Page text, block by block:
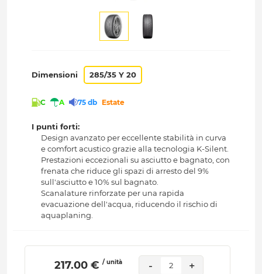
Dimensioni 285/35 Y 20
C A 75 db Estate
I punti forti:
Design avanzato per eccellente stabilità in curva
e comfort acustico grazie alla tecnologia K-Silent.
Prestazioni eccezionali su asciutto e bagnato, con
frenata che riduce gli spazi di arresto del 9%
sull'asciutto e 10% sul bagnato.
Scanalature rinforzate per una rapida
evacuazione dell'acqua, riducendo il rischio di
aquaplaning.
217.00 € / unità - 2 +